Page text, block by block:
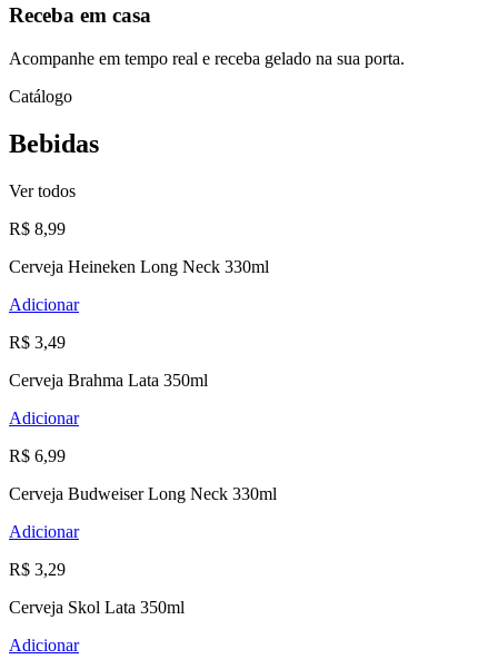
Receba em casa
Acompanhe em tempo real e receba gelado na sua porta.
Catálogo
Bebidas
Ver todos
R$ 8,99
Cerveja Heineken Long Neck 330ml
Adicionar
R$ 3,49
Cerveja Brahma Lata 350ml
Adicionar
R$ 6,99
Cerveja Budweiser Long Neck 330ml
Adicionar
R$ 3,29
Cerveja Skol Lata 350ml
Adicionar